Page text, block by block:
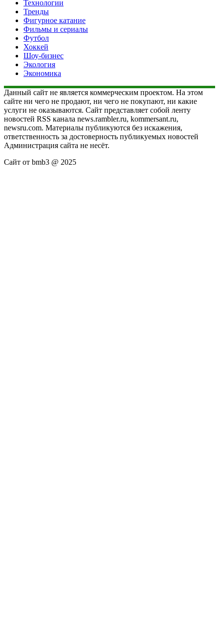
Технологии
Тренды
Фигурное катание
Фильмы и сериалы
Футбол
Хоккей
Шоу-бизнес
Экология
Экономика
Данный сайт не является коммерческим проектом. На этом
сайте ни чего не продают, ни чего не покупают, ни какие
услуги не оказываются. Сайт представляет собой ленту
новостей RSS канала news.rambler.ru, kommersant.ru,
newsru.com. Материалы публикуются без искажения,
ответственность за достоверность публикуемых новостей
Администрация сайта не несёт.
Сайт от bmb3 @ 2025